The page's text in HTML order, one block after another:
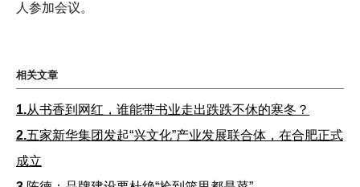
人参加会议。
相关文章
1.从书香到网红，谁能带书业走出跌跌不休的寒冬？
2.五家新华集团发起“兴文化”产业发展联合体，在合肥正式
成立